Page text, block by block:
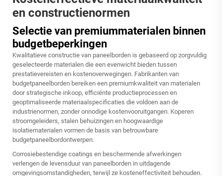
en constructienormen
Selectie van premiummaterialen binnen
budgetbeperkingen
Kwalitatieve constructie van paneelborden is gebaseerd op zorgvuldig
geselecteerde materialen die een evenwicht bieden tussen
prestatievereisten en kostenoverwegingen. Fabrikanten van
budgetpaneelborden bereiken een premiumkwaliteit van materialen
door strategische inkoop, efficiënte productieprocessen en
geoptimaliseerde materiaalspecificaties die voldoen aan de
industrienormen, zonder onnodige kostenvooruitgangen. Koperen
stroomgeleiders, stalen behuizingen en hoogwaardige
isolatiematerialen vormen de basis van betrouwbare
budgetpaneelbordontwerpen.
Corrosiebestendige coatings en beschermende afwerkingen
verlengen de levensduur van paneelborden in uitdagende
omgevingsomstandigheden, terwijl ze kosteneffectiviteit behouden.